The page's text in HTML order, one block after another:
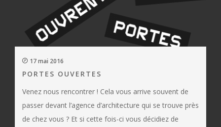
17 mai 2016
PORTES OUVERTES
Venez nous rencontrer ! Cela vous arrive souvent de
passer devant l’agence d’architecture qui se trouve près
de chez vous ? Et si cette fois-ci vous décidiez de